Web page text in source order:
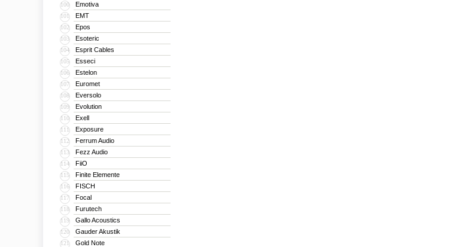
100 Emotiva
101 EMT
102 Epos
103 Esoteric
104 Esprit Cables
105 Esseci
106 Estelon
107 Euromet
108 Eversolo
109 Evolution
110 Exell
111 Exposure
112 Ferrum Audio
113 Fezz Audio
114 FiiO
115 Finite Elemente
116 FISCH
117 Focal
118 Furutech
119 Gallo Acoustics
120 Gauder Akustik
121 Gold Note